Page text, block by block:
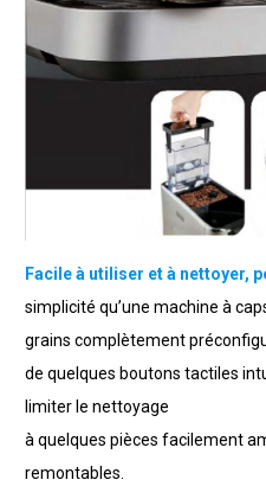
Facile à utiliser et à nettoyer,
simplicité qu’une machine à
grains complètement
de quelques boutons tactiles
limiter le nettoyage
à quelques pièces facilement
remontables.